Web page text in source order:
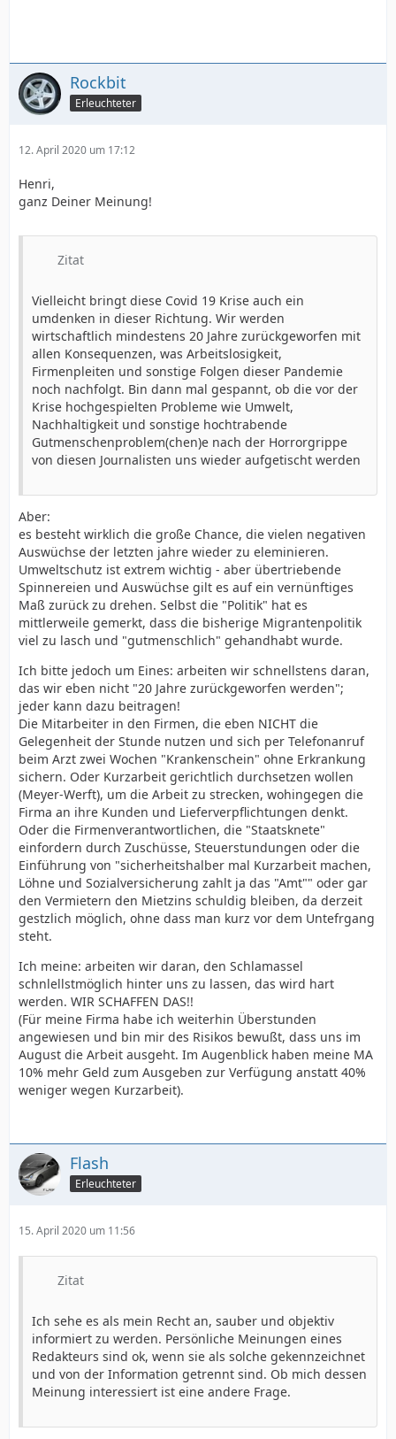
Rockbit
Erleuchteter
12. April 2020 um 17:12
Henri,
ganz Deiner Meinung!
Zitat
Vielleicht bringt diese Covid 19 Krise auch ein
umdenken in dieser Richtung. Wir werden
wirtschaftlich mindestens 20 Jahre zurückgeworfen mit
allen Konsequenzen, was Arbeitslosigkeit,
Firmenpleiten und sonstige Folgen dieser Pandemie
noch nachfolgt. Bin dann mal gespannt, ob die vor der
Krise hochgespielten Probleme wie Umwelt,
Nachhaltigkeit und sonstige hochtrabende
Gutmenschenproblem(chen)e nach der Horrorgrippe
von diesen Journalisten uns wieder aufgetischt werden
Aber:
es besteht wirklich die große Chance, die vielen negativen
Auswüchse der letzten jahre wieder zu eleminieren.
Umweltschutz ist extrem wichtig - aber übertriebende
Spinnereien und Auswüchse gilt es auf ein vernünftiges
Maß zurück zu drehen. Selbst die "Politik" hat es
mittlerweile gemerkt, dass die bisherige Migrantenpolitik
viel zu lasch und "gutmenschlich" gehandhabt wurde.
Ich bitte jedoch um Eines: arbeiten wir schnellstens daran,
das wir eben nicht "20 Jahre zurückgeworfen werden";
jeder kann dazu beitragen!
Die Mitarbeiter in den Firmen, die eben NICHT die
Gelegenheit der Stunde nutzen und sich per Telefonanruf
beim Arzt zwei Wochen "Krankenschein" ohne Erkrankung
sichern. Oder Kurzarbeit gerichtlich durchsetzen wollen
(Meyer-Werft), um die Arbeit zu strecken, wohingegen die
Firma an ihre Kunden und Lieferverpflichtungen denkt.
Oder die Firmenverantwortlichen, die "Staatsknete"
einfordern durch Zuschüsse, Steuerstundungen oder die
Einführung von "sicherheitshalber mal Kurzarbeit machen,
Löhne und Sozialversicherung zahlt ja das "Amt"" oder gar
den Vermietern den Mietzins schuldig bleiben, da derzeit
gestzlich möglich, ohne dass man kurz vor dem Untefrgang
steht.
Ich meine: arbeiten wir daran, den Schlamassel
schnlellstmöglich hinter uns zu lassen, das wird hart
werden. WIR SCHAFFEN DAS!!
(Für meine Firma habe ich weiterhin Überstunden
angewiesen und bin mir des Risikos bewußt, dass uns im
August die Arbeit ausgeht. Im Augenblick haben meine MA
10% mehr Geld zum Ausgeben zur Verfügung anstatt 40%
weniger wegen Kurzarbeit).
Flash
Erleuchteter
15. April 2020 um 11:56
Zitat
Ich sehe es als mein Recht an, sauber und objektiv
informiert zu werden. Persönliche Meinungen eines
Redakteurs sind ok, wenn sie als solche gekennzeichnet
und von der Information getrennt sind. Ob mich dessen
Meinung interessiert ist eine andere Frage.